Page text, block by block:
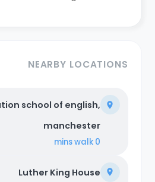
NEARBY LOCATIONS
school of english,
manchester
0 mins
walk
Luther King House